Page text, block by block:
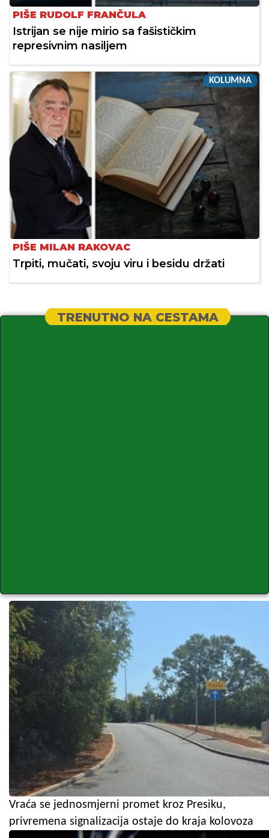
PIŠE RUDOLF FRANČULA
Istrijan se nije mirio sa fašističkim
represivnim nasiljem
KOLUMNA
PIŠE MILAN RAKOVAC
Trpiti, mučati, svoju viru i besidu držati
TRENUTNO NA CESTAMA
Vraća se jednosmjerni promet kroz Presiku,
privremena signalizacija ostaje do kraja kolovoza